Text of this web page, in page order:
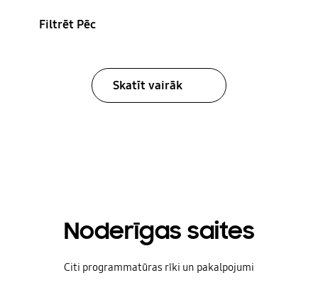
Filtrēt Pēc
Skatīt vairāk
Noderīgas saites
Citi programmatūras rīki un pakalpojumi